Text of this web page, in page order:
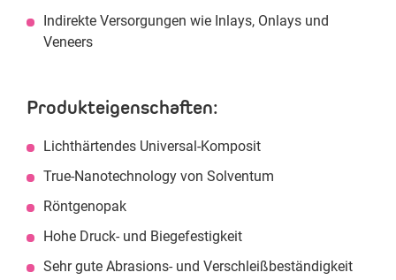
Indirekte Versorgungen wie Inlays, Onlays und
Veneers
Produkteigenschaften:
Lichthärtendes Universal-Komposit
True-Nanotechnology von Solventum
Röntgenopak
Hohe Druck- und Biegefestigkeit
Sehr gute Abrasions- und Verschleißbeständigkeit